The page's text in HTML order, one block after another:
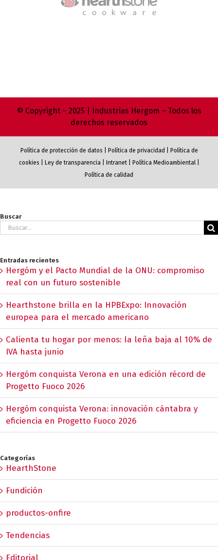
© Copyright – 2025 | Industrias Hergom – Todos los
derechos reservados
Política de protección de datos Política de privacidad
Política de
cookies
Ley de transparencia| Intranet| Política Medioambiental|
Política de calidad
Buscar
Buscar:
Entradas recientes
Hergóm y el Pacto Mundial de la ONU: compromiso
real con un futuro sostenible
Hearthstone brilla en la HPBExpo: Innovación
europea para el mercado americano
Calienta tu hogar por menos: la leña baja al 10% de
IVA hasta junio
Hergóm conquista Verona en una edición récord de
Progetto Fuoco 2026
Hergóm conquista Verona: innovación cántabra y
eficiencia en Progetto Fuoco 2026
Categorías
HearthStone
Fundición
productos-onfire
Tendencias
Editorial